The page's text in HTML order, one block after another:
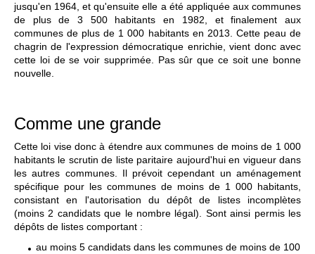
jusqu'en 1964, et qu'ensuite elle a été appliquée aux communes
de plus de 3 500 habitants en 1982, et finalement aux
communes de plus de 1 000 habitants en 2013. Cette peau de
chagrin de l'expression démocratique enrichie, vient donc avec
cette loi de se voir supprimée. Pas sûr que ce soit une bonne
nouvelle.
Comme une grande
Cette loi vise donc à étendre aux communes de moins de 1 000
habitants le scrutin de liste paritaire aujourd'hui en vigueur dans
les autres communes. Il prévoit cependant un aménagement
spécifique pour les communes de moins de 1 000 habitants,
consistant en l'autorisation du dépôt de listes incomplètes
(moins 2 candidats que le nombre légal). Sont ainsi permis les
dépôts de listes comportant :
au moins 5 candidats dans les communes de moins de 100